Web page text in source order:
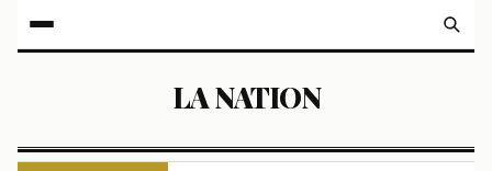
LA NATION